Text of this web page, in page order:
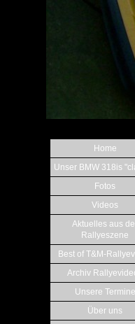
Home
Unser BMW 318is
Fotos
Videos
Aktuelles aus
Rallyeszene
Best of T&M-
Archiv
Unsere Termine
Über uns